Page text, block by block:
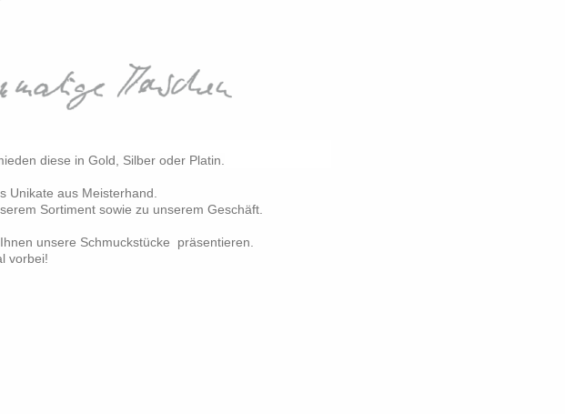
diese in Gold, Silber oder Platin.
Unikate aus Meisterhand.
Sortiment sowie zu unserem Geschäft.
unsere Schmuckstücke präsentieren.
vorbei!